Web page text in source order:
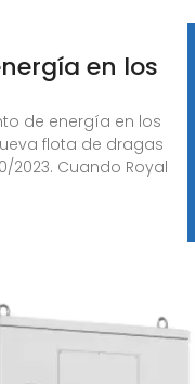
en los
de energía en los
flota de dragas
2023. Cuando Royal